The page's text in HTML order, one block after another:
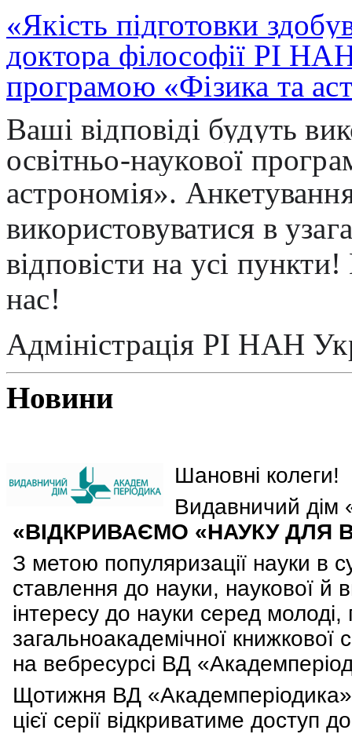
«Якість підготовки
доктора філософії РІ
програмою «Фізика та
Ваші відповіді будуть
освітньо-наукової
астрономія».
використовуватися в
відповісти на усі
нас!
Адміністрація РІ НАН
Новини
Шановні колеги!
Видавничий дім
«ВІДКРИВАЄМО «НАУКУ ДЛЯ
З метою популяризації науки в
ставлення до науки, наукової й
інтересу до науки серед молоді,
загальноакадемічної книжкової
на вебресурсі ВД
Щотижня ВД
цієї серії відкриватиме доступ